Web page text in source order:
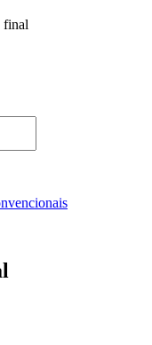
final